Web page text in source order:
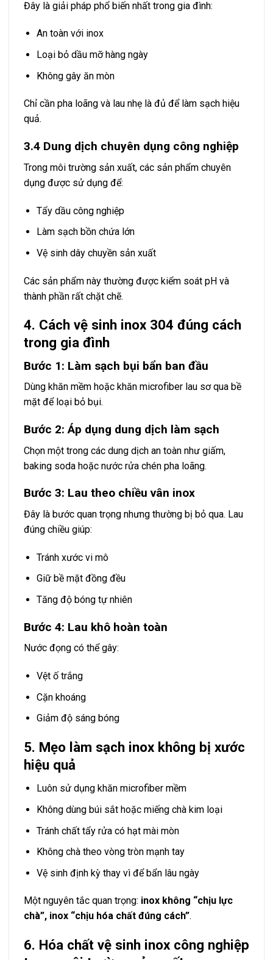
Đây là giải pháp phổ biến nhất trong gia đình:
An toàn với inox
Loại bỏ dầu mỡ hàng ngày
Không gây ăn mòn
Chỉ cần pha loãng và lau nhẹ là đủ để làm sạch hiệu
quả.
3.4 Dung dịch chuyên dụng công nghiệp
Trong môi trường sản xuất, các sản phẩm chuyên
dụng được sử dụng để:
Tẩy dầu công nghiệp
Làm sạch bồn chứa lớn
Vệ sinh dây chuyền sản xuất
Các sản phẩm này thường được kiểm soát pH và
thành phần rất chặt chẽ.
4. Cách vệ sinh inox 304 đúng cách
trong gia đình
Bước 1: Làm sạch bụi bẩn ban đầu
Dùng khăn mềm hoặc khăn microfiber lau sơ qua bề
mặt để loại bỏ bụi.
Bước 2: Áp dụng dung dịch làm sạch
Chọn một trong các dung dịch an toàn như giấm,
baking soda hoặc nước rửa chén pha loãng.
Bước 3: Lau theo chiều vân inox
Đây là bước quan trọng nhưng thường bị bỏ qua. Lau
đúng chiều giúp:
Tránh xước vi mô
Giữ bề mặt đồng đều
Tăng độ bóng tự nhiên
Bước 4: Lau khô hoàn toàn
Nước đọng có thể gây:
Vệt ố trắng
Cặn khoáng
Giảm độ sáng bóng
5. Mẹo làm sạch inox không bị xước
hiệu quả
Luôn sử dụng khăn microfiber mềm
Không dùng búi sắt hoặc miếng chà kim loại
Tránh chất tẩy rửa có hạt mài mòn
Không chà theo vòng tròn mạnh tay
Vệ sinh định kỳ thay vì để bẩn lâu ngày
Một nguyên tắc quan trọng: inox không “chịu lực
chà”, inox “chịu hóa chất đúng cách”.
6. Hóa chất vệ sinh inox công nghiệp